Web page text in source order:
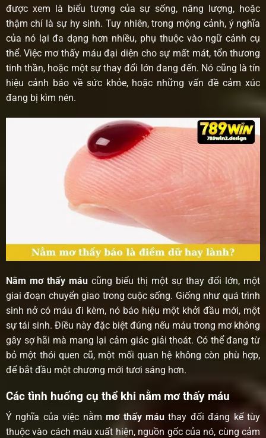
được xem là biểu tượng của sự sống, năng lượng, hoặc
thậm chí là sự hy sinh. Tuy nhiên, trong mộng cảnh, ý nghĩa
của nó lại đa dạng hơn nhiều, phụ thuộc vào ngữ cảnh cụ
thể. Việc mơ thấy máu đại diện cho sự mất mát, tổn thương
tinh thần, hoặc một sự thay đổi lớn đang đến. Nó cũng là tín
hiệu cảnh báo về sức khỏe, hoặc những vấn đề cảm xúc
đang bị kìm nén.
Nằm mơ thấy máucũng biểu thị một sự thay đổi lớn, một
giai đoạn chuyển giao trong cuộc sống. Giống như quá trình
sinh nở có máu đi kèm, nó báo hiệu một khởi đầu mới, một
sự tái sinh. Điều này đặc biệt đúng nếu máu trong mơ không
gây sợ hãi mà mang lại cảm giác giải thoát. Có thể đang từ
bỏ một thói quen cũ, một mối quan hệ không còn phù hợp,
để bắt đầu một chương mới tươi sáng hơn.
Các tình huống cụ thể khi nằm mơ thấy máu
Ý nghĩa của việc nằmmơ thấy máuthay đổi đáng kể tùy
thuộc vào cách máu xuất hiện, nguồn gốc của nó, cùng cảm